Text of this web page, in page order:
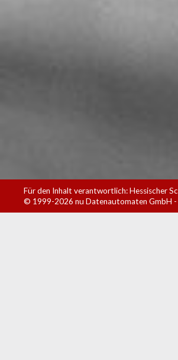
Für den Inhalt verantwortlich: Hessischer
© 1999-2026 nu Datenautomaten GmbH